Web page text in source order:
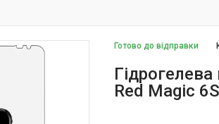
Готово до відправки
Red Magic